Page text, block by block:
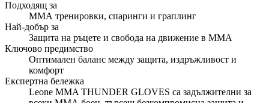
Подходящ за
ММА тренировки, спаринги и граплинг
Най-добър за
Защита на ръцете и свобода на движение в ММА
Ключово предимство
Оптимален баланс между защита, издръжливост и
комфорт
Експертна бележка
Leone MMA THUNDER GLOVES са задължителни за